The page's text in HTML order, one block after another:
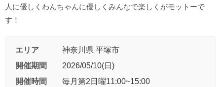
人に優しくわんちゃんに優しくみんなで楽しくがモットーで
す！
エリア
神奈川県 平塚市
開催期間
2026/05/10(日)
開催時間
毎月第2日曜11:00~15:00